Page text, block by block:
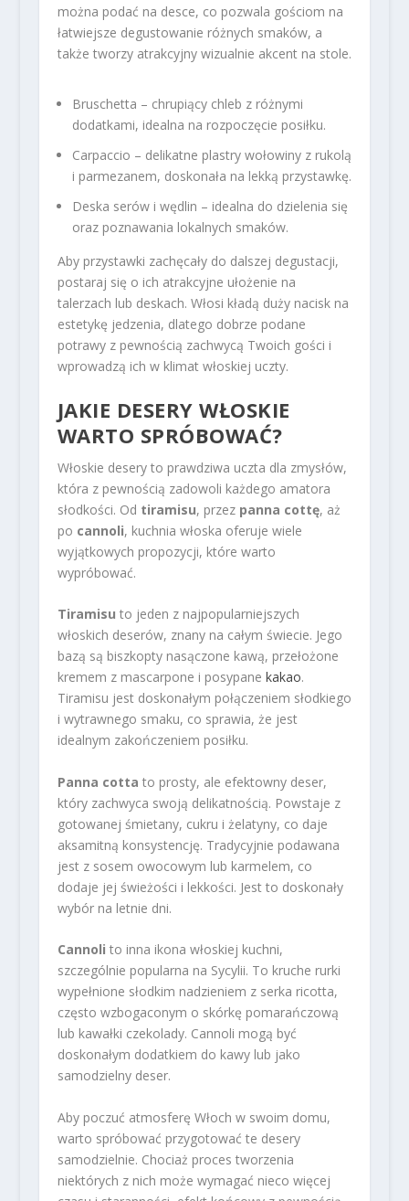
można podać na desce, co pozwala gościom na
łatwiejsze degustowanie różnych smaków, a
także tworzy atrakcyjny wizualnie akcent na stole.
Bruschetta – chrupiący chleb z różnymi
dodatkami, idealna na rozpoczęcie posiłku.
Carpaccio – delikatne plastry wołowiny z rukolą
i parmezanem, doskonała na lekką przystawkę.
Deska serów i wędlin – idealna do dzielenia się
oraz poznawania lokalnych smaków.
Aby przystawki zachęcały do dalszej degustacji,
postaraj się o ich atrakcyjne ułożenie na
talerzach lub deskach. Włosi kładą duży nacisk na
estetykę jedzenia, dlatego dobrze podane
potrawy z pewnością zachwycą Twoich gości i
wprowadzą ich w klimat włoskiej uczty.
JAKIE DESERY WŁOSKIE
WARTO SPRÓBOWAĆ?
Włoskie desery to prawdziwa uczta dla zmysłów,
która z pewnością zadowoli każdego amatora
słodkości. Od tiramisu, przez panna cottę, aż
po cannoli, kuchnia włoska oferuje wiele
wyjątkowych propozycji, które warto
wypróbować.
Tiramisu to jeden z najpopularniejszych
włoskich deserów, znany na całym świecie. Jego
bazą są biszkopty nasączone kawą, przełożone
kremem z mascarpone i posypane kakao.
Tiramisu jest doskonałym połączeniem słodkiego
i wytrawnego smaku, co sprawia, że jest
idealnym zakończeniem posiłku.
Panna cotta to prosty, ale efektowny deser,
który zachwyca swoją delikatnością. Powstaje z
gotowanej śmietany, cukru i żelatyny, co daje
aksamitną konsystencję. Tradycyjnie podawana
jest z sosem owocowym lub karmelem, co
dodaje jej świeżości i lekkości. Jest to doskonały
wybór na letnie dni.
Cannoli to inna ikona włoskiej kuchni,
szczególnie popularna na Sycylii. To kruche rurki
wypełnione słodkim nadzieniem z serka ricotta,
często wzbogaconym o skórkę pomarańczową
lub kawałki czekolady. Cannoli mogą być
doskonałym dodatkiem do kawy lub jako
samodzielny deser.
Aby poczuć atmosferę Włoch w swoim domu,
warto spróbować przygotować te desery
samodzielnie. Chociaż proces tworzenia
niektórych z nich może wymagać nieco więcej